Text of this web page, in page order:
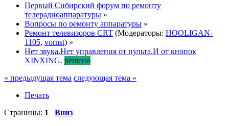
Первый Сибирский форум по ремонту
телерадиоаппаратуры »
Вопросы по ремонту аппаратуры »
Ремонт телевизоров CRT (Модераторы: HOOLIGAN-
1105, vornst) »
Нет звука.Нет управления от пульта.И от кнопок
XINXING. решено
« предыдущая тема следующая тема »
Печать
Страницы: 1 Вниз